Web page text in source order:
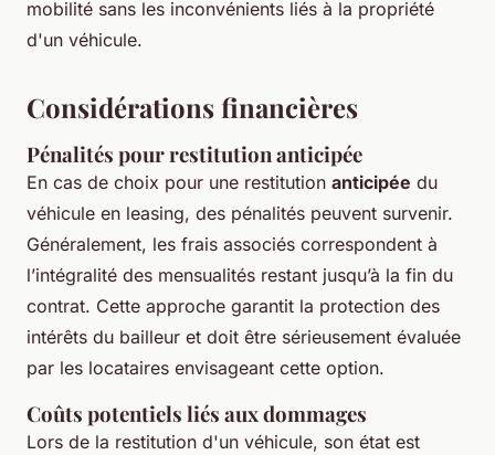
mobilité sans les inconvénients liés à la propriété
d'un véhicule.
Considérations financières
Pénalités pour restitution anticipée
En cas de choix pour une restitution anticipée du
véhicule en leasing, des pénalités peuvent survenir.
Généralement, les frais associés correspondent à
l’intégralité des mensualités restant jusqu’à la fin du
contrat. Cette approche garantit la protection des
intérêts du bailleur et doit être sérieusement évaluée
par les locataires envisageant cette option.
Coûts potentiels liés aux dommages
Lors de la restitution d'un véhicule, son état est